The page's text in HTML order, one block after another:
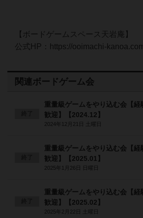
【ボードゲームスペース天岩庵】
公式HP：https://ooimachi-
関連ボードゲーム会
重量級ゲームをやり込む会【
歓迎】【2024.12】
2024年12月21日 土曜日
重量級ゲームをやり込む会【
歓迎】【2025.01】
2025年1月26日 日曜日
重量級ゲームをやり込む会【
歓迎】【2025.02】
2025年2月22日 土曜日